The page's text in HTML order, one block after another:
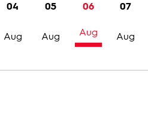
Trailer
Bilder
04
Aug
05
Aug
06
Aug
07
Aug